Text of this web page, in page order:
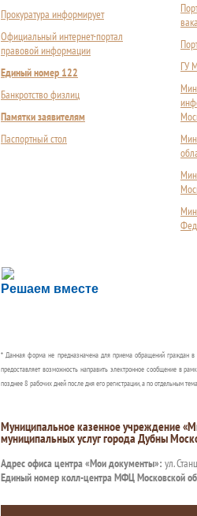
Прокуратура информирует
Официальный интернет-портал
правовой информации
Единый номер 122
Банкротство физлиц
Памятки заявителям
Паспортный стол
ГУ
Решаем вместе
Сложности с получением
Сообщите об этом
* Данная форма не предназначена для приема обращений
предоставляет возможность направить электронное сообщение в
позднее 8 рабочих дней после дня его регистрации, а по отдельным
Муниципальное казенное учреждение
муниципальных услуг города Дубны
Адрес офиса центра «Мои документы»: ул.
Единый номер колл-центра МФЦ Московской